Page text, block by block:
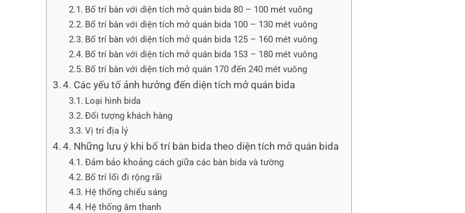
Bố trí bàn với diện tích mở quán bida 80 – 100 mét vuông
Bố trí bàn với diện tích mở quán bida 100 – 130 mét vuông
Bố trí bàn với diện tích mở quán bida 125 – 160 mét vuông
Bố trí bàn với diện tích mở quán bida 153 – 180 mét vuông
Bố trí bàn với diện tích mở quán 170 đến 240 mét vuông
4. Các yếu tố ảnh hưởng đến diện tích mở quán bida
Loại hình bida
Đối tượng khách hàng
Vị trí địa lý
4. Những lưu ý khi bố trí bàn bida theo diện tích mở quán bida
Đảm bảo khoảng cách giữa các bàn bida và tường
Bố trí lối đi rộng rãi
Hệ thống chiếu sáng
Hệ thống âm thanh